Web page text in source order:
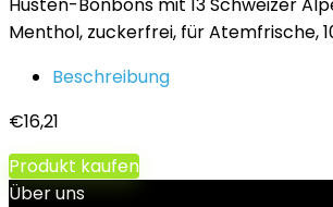
Menthol, zuckerfrei, für Atemfrische,
Beschreibung
€16,21
Produkt kaufen
Über uns